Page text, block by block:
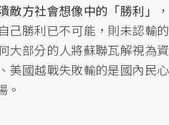
敵方社會想像中的「勝利」
，
己勝利已不可能，則未認輸的
大部分的人將蘇聯瓦解視為資
美國越戰失敗輸的是國內民心
。